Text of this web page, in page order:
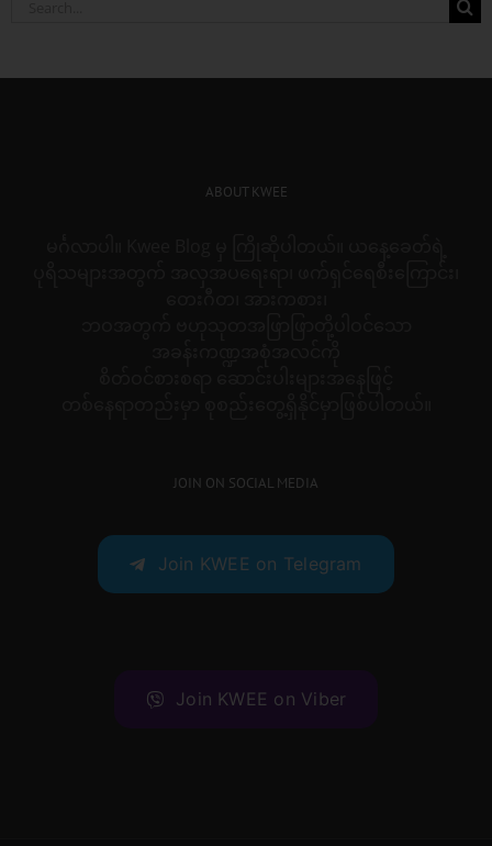
ABOUT KWEE
JOIN ON SOCIAL MEDIA
Join KWEE on Telegram
Join KWEE on Viber